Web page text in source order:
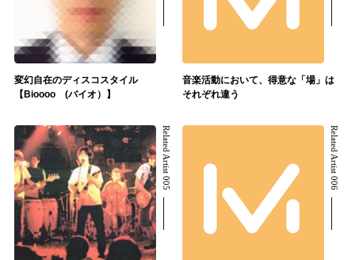
変幻自在のディスコスタイル
【Bioooo (バイオ）】
音楽活動において、得意な「場」は
それぞれ違う
Related Artist 005 Related Artist 006